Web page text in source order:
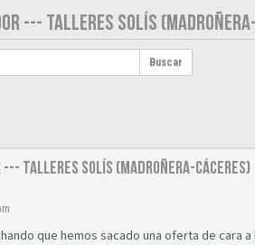
--- TALLERES SOLÍS
Buscar
--- TALLERES SOLÍS (MADROÑERA-CÁCERES)
que hemos sacado una oferta de cara a